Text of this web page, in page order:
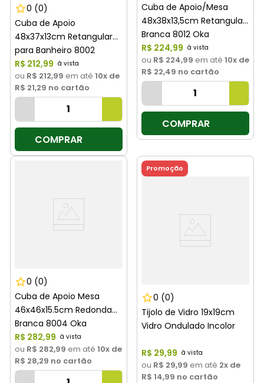
0 (0)
Cuba de Apoio
48x37x13cm Retangular
para Banheiro 8002
Branca Oka
R$ 212,99
ou R$ 212,99 em até 10x de
R$ 21,29 no cartão
COMPRAR
Cuba de Apoio/Mesa
48x38x13,5cm Retangular
Branca 8012 Oka
R$ 224,99
ou R$ 224,99 em até 10x de
R$ 22,49 no cartão
COMPRAR
0 (0)
Cuba de Apoio Mesa
46x46x15.5cm Redonda
Branca 8004 Oka
R$ 282,99
ou R$ 282,99 em até 10x de
R$ 28,29 no cartão
Promoção
0 (0)
Tijolo de Vidro 19x19cm
Vidro Ondulado Incolor
R$ 29,99
ou R$ 29,99 em até 2x de
R$ 14,99 no cartão